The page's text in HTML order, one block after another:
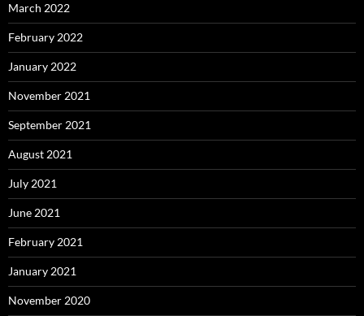
March 2022
February 2022
January 2022
November 2021
September 2021
August 2021
July 2021
June 2021
February 2021
January 2021
November 2020